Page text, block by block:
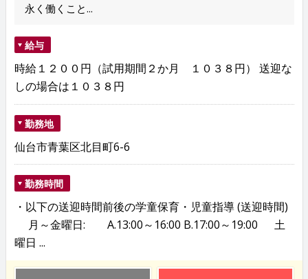
永く働くこと...
給与
時給１２００円（試用期間２か月 １０３８円） 送迎な
しの場合は１０３８円
勤務地
仙台市青葉区北目町6-6
勤務時間
・以下の送迎時間前後の学童保育・児童指導 (送迎時間)
月～金曜日: A.13:00～16:00 B.17:00～19:00 土
曜日 ...